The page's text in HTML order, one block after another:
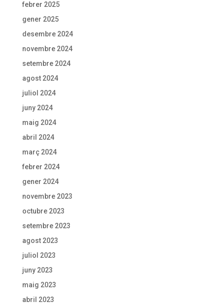
febrer 2025
gener 2025
desembre 2024
novembre 2024
setembre 2024
agost 2024
juliol 2024
juny 2024
maig 2024
abril 2024
març 2024
febrer 2024
gener 2024
novembre 2023
octubre 2023
setembre 2023
agost 2023
juliol 2023
juny 2023
maig 2023
abril 2023